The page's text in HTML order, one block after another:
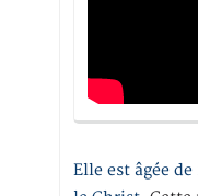
Elle est âgée